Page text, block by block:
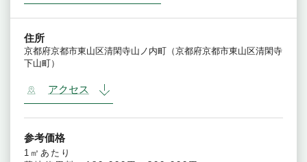
住所
京都府京都市東山区清閑寺山ノ内町（京都府京都市東山区清閑寺
下山町）
アクセス
参考価格
1㎡あたり